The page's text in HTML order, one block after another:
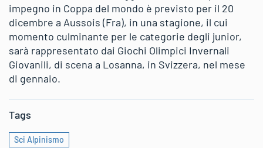
impegno in Coppa del mondo è previsto per il 20
dicembre a Aussois (Fra), in una stagione, il cui
momento culminante per le categorie degli junior,
sarà rappresentato dai Giochi Olimpici Invernali
Giovanili, di scena a Losanna, in Svizzera, nel mese
di gennaio.
Tags
Sci Alpinismo